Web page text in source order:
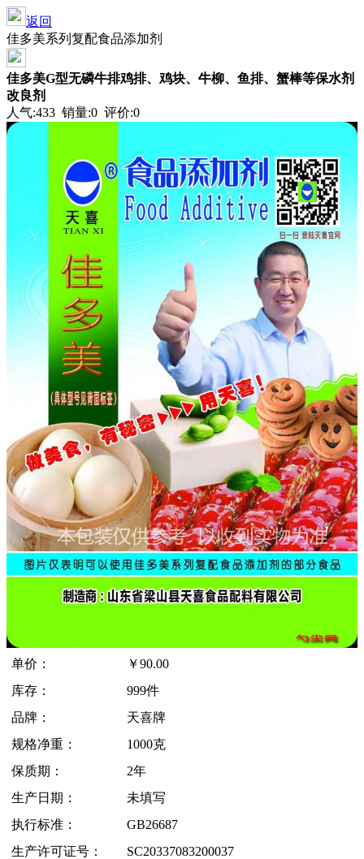
返回
佳多美系列复配食品添加剂
佳多美G型无磷牛排鸡排、鸡块、牛柳、鱼排、蟹棒等保水剂
改良剂
人气:433 销量:0 评价:0
单价： ￥90.00
库存：
999件
品牌：
天喜牌
规格净重：
1000克
保质期：
2年
生产日期：
未填写
执行标准：
GB26687
生产许可证号：
SC20337083200037